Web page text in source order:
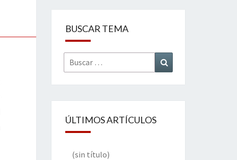
BUSCAR TEMA
Buscar
por:
ÚLTIMOS ARTÍCULOS
(sin título)